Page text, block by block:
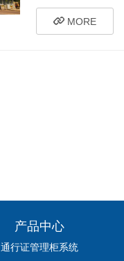
MORE
产品中心
通行证管理柜系统